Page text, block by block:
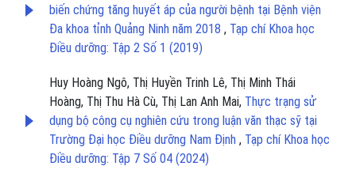
biến chứng tăng huyết áp của người bệnh tại Bệnh viện
Đa khoa tỉnh Quảng Ninh năm 2018 , Tạp chí Khoa học
Điều dưỡng: Tập 2 Số 1 (2019)
Huy Hoàng Ngô, Thị Huyền Trinh Lê, Thị Minh Thái
Hoàng, Thị Thu Hà Cù, Thị Lan Anh Mai, Thực trạng sử
dụng bộ công cụ nghiên cứu trong luận văn thạc sỹ tại
Trường Đại học Điều dưỡng Nam Định , Tạp chí Khoa học
Điều dưỡng: Tập 7 Số 04 (2024)